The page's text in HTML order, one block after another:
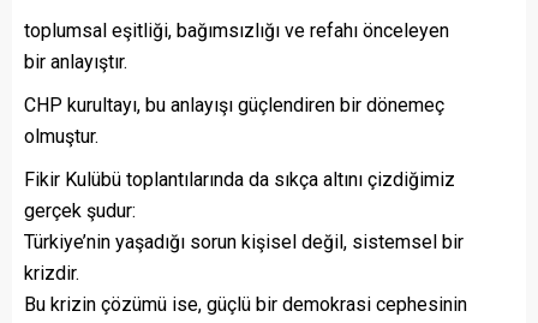
toplumsal eşitliği, bağımsızlığı ve refahı önceleyen
bir anlayıştır.
CHP kurultayı, bu anlayışı güçlendiren bir dönemeç
olmuştur.
Fikir Kulübü toplantılarında da sıkça altını çizdiğimiz
gerçek şudur:
Türkiye’nin yaşadığı sorun kişisel değil, sistemsel bir
krizdir.
Bu krizin çözümü ise, güçlü bir demokrasi cephesinin